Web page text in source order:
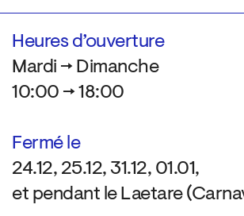
Heures d’ouverture
Mardi → Dimanche
10:00 → 18:00
Fermé le
24.12, 25.12, 31.12, 01.01,
et pendant le Laetare